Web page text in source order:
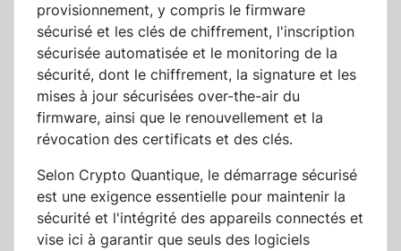
provisionnement, y compris le firmware
sécurisé et les clés de chiffrement, l'inscription
sécurisée automatisée et le monitoring de la
sécurité, dont le chiffrement, la signature et les
mises à jour sécurisées over-the-air du
firmware, ainsi que le renouvellement et la
révocation des certificats et des clés.
Selon Crypto Quantique, le démarrage sécurisé
est une exigence essentielle pour maintenir la
sécurité et l'intégrité des appareils connectés et
vise ici à garantir que seuls des logiciels